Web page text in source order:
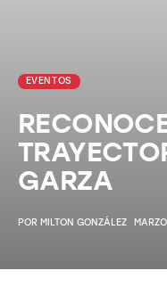
EVENTOS
GARZA
POR MILTON GONZÁLEZ